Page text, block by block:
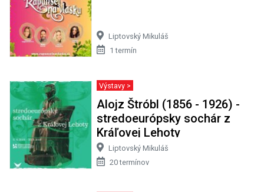
Liptovský Mikuláš
1 termín
Výstavy >
Alojz Štróbl (1856 - 1926) -
stredoeurópsky sochár z
Kráľovej Lehoty
Liptovský Mikuláš
20 termínov